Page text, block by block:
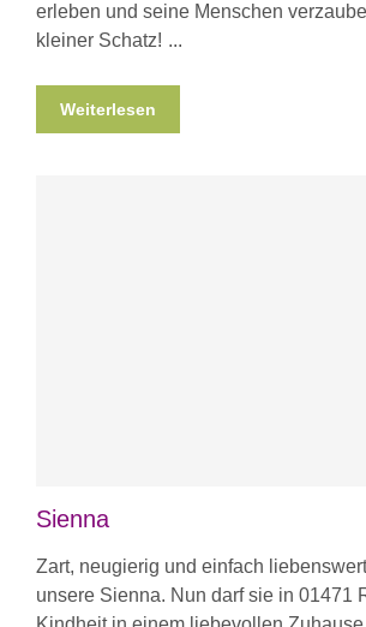
erleben und seine Menschen
kleiner Schatz!
Weiterlesen
Sienna
Zart, neugierig und einfach
unsere Sienna. Nun darf sie in 01471